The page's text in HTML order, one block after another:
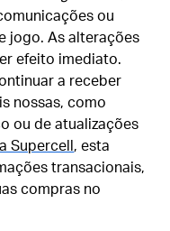
ou
jogo. As alterações
efeito imediato.
a receber
nossas, como
ou de atualizações
Supercell, esta
transacionais,
compras no